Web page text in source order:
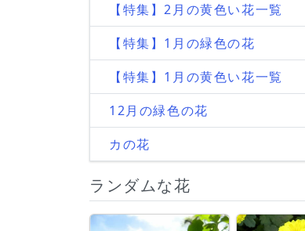
【特集】2月の黄色い花一覧
【特集】1月の緑色の花
【特集】1月の黄色い花一覧
12月の緑色の花
カの花
ランダムな花